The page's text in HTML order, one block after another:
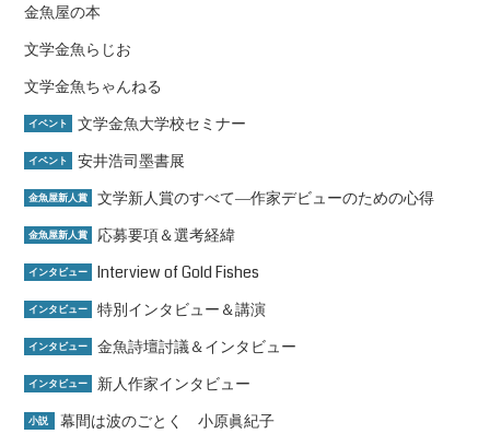
金魚屋の本
文学金魚らじお
文学金魚ちゃんねる
イベント 文学金魚大学校セミナー
イベント 安井浩司墨書展
金魚屋新人賞 文学新人賞のすべて―作家デビューのための心得
金魚屋新人賞 応募要項＆選考経緯
インタビュー Interview of Gold Fishes
インタビュー 特別インタビュー＆講演
インタビュー 金魚詩壇討議＆インタビュー
インタビュー 新人作家インタビュー
小説 幕間は波のごとく 小原眞紀子